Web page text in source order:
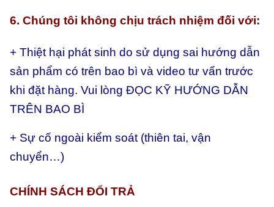
6. Chúng tôi không chịu trách nhiệm đối với:
+ Thiệt hại phát sinh do sử dụng sai hướng dẫn
sản phẩm có trên bao bì và video tư vấn trước
khi đặt hàng. Vui lòng ĐỌC KỸ HƯỚNG DẪN
TRÊN BAO BÌ
+ Sự cố ngoài kiểm soát (thiên tai, vận
chuyển…)
CHÍNH SÁCH ĐỔI TRẢ